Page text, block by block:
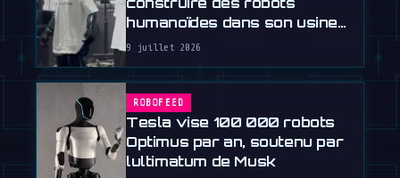
humanoïdes dans son usine
de Kyoto
9 juillet 2026
ROBOFEED
Tesla vise 100 000 robots
Optimus par an, soutenu par
lultimatum de Musk